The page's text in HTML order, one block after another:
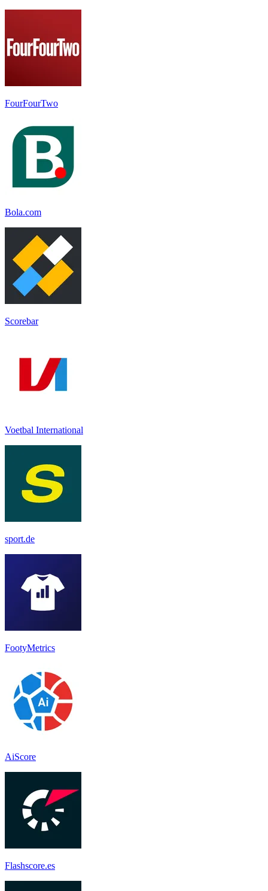
FourFourTwo
Bola.com
Scorebar
Voetbal International
sport.de
FootyMetrics
AiScore
Flashscore.es